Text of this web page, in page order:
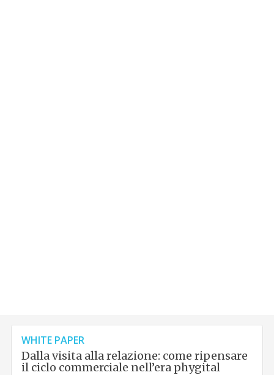
WHITE PAPER
Dalla visita alla relazione: come ripensare
il ciclo commerciale nell’era phygital